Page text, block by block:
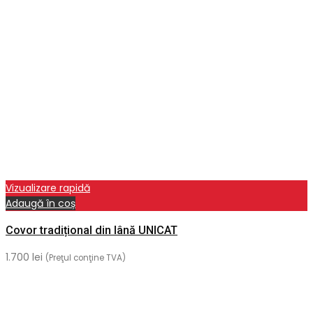
Vizualizare rapidă
Adaugă în coș
Covor tradițional din lână UNICAT
1.700 lei (Preţul conţine TVA)